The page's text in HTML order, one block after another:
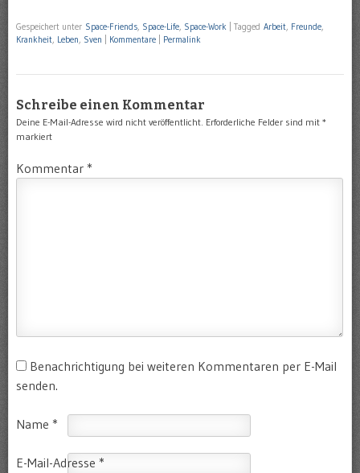
Gespeichert unter Space-Friends, Space-Life, Space-Work Tagged Arbeit, Freunde,
Krankheit, Leben, Sven Kommentare Permalink
Schreibe einen Kommentar
Deine E-Mail-Adresse wird nicht veröffentlicht. Erforderliche Felder sind mit *
markiert
Kommentar *
Benachrichtigung bei weiteren Kommentaren per E-Mail
senden.
Name *
E-Mail-Adresse *